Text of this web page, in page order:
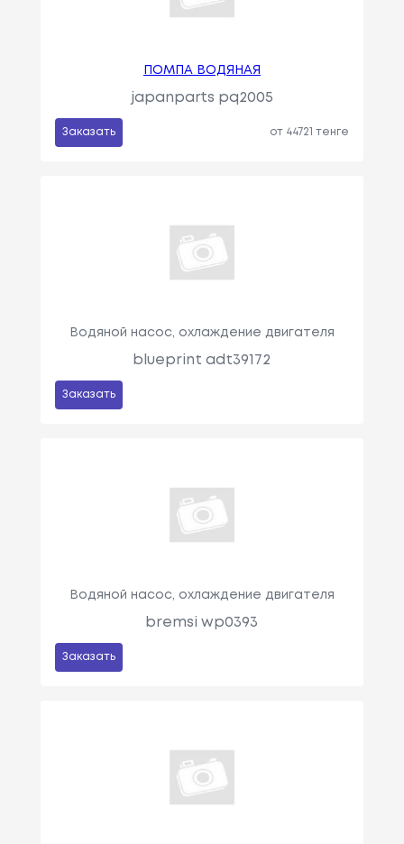
ПОМПА ВОДЯНАЯ
japanparts pq2005
Заказать от 44721 тенге
Водяной насос, охлаждение двигателя
blueprint adt39172
Заказать
Водяной насос, охлаждение двигателя
bremsi wp0393
Заказать